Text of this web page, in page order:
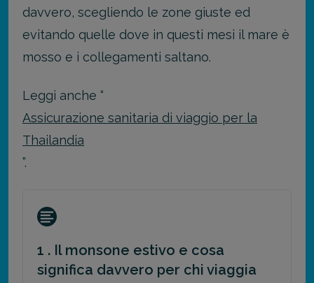
davvero, scegliendo le zone giuste ed
evitando quelle dove in questi mesi il mare è
mosso e i collegamenti saltano.
Leggi anche “
Assicurazione sanitaria di viaggio per la
Thailandia
”.
1 . Il monsone estivo e cosa
significa davvero per chi viaggia